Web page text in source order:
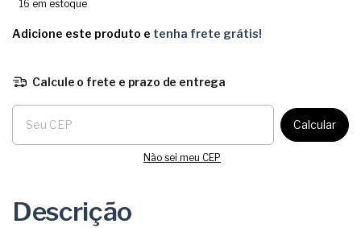
16 em estoque
Adicione este produto e tenha frete grátis!
Calcule o frete e prazo de entrega
Entregas para o CEP:
Calcular
Não sei meu CEP
Descrição